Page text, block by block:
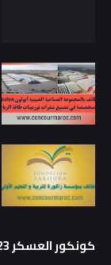
كونكور العسكر 2023